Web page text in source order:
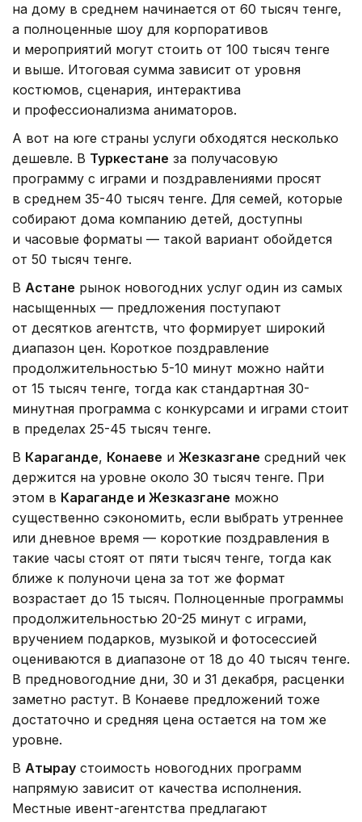
на дому в среднем начинается от 60 тысяч тенге,
а полноценные шоу для корпоративов
и мероприятий могут стоить от 100 тысяч тенге
и выше. Итоговая сумма зависит от уровня
костюмов, сценария, интерактива
и профессионализма аниматоров.
А вот на юге страны услуги обходятся несколько
дешевле. В Туркестане за получасовую
программу с играми и поздравлениями просят
в среднем 35-40 тысяч тенге. Для семей, которые
собирают дома компанию детей, доступны
и часовые форматы — такой вариант обойдется
от 50 тысяч тенге.
В Астане рынок новогодних услуг один из самых
насыщенных — предложения поступают
от десятков агентств, что формирует широкий
диапазон цен. Короткое поздравление
продолжительностью 5-10 минут можно найти
от 15 тысяч тенге, тогда как стандартная 30-
минутная программа с конкурсами и играми стоит
в пределах 25-45 тысяч тенге.
В Караганде, Конаеве и Жезказгане средний чек
держится на уровне около 30 тысяч тенге. При
этом в Караганде и Жезказгане можно
существенно сэкономить, если выбрать утреннее
или дневное время — короткие поздравления в
такие часы стоят от пяти тысяч тенге, тогда как
ближе к полуночи цена за тот же формат
возрастает до 15 тысяч. Полноценные программы
продолжительностью 20-25 минут с играми,
вручением подарков, музыкой и фотосессией
оцениваются в диапазоне от 18 до 40 тысяч тенге.
В предновогодние дни, 30 и 31 декабря, расценки
заметно растут. В Конаеве предложений тоже
достаточно и средняя цена остается на том же
уровне.
В Атырау стоимость новогодних программ
напрямую зависит от качества исполнения.
Местные ивент-агентства предлагают